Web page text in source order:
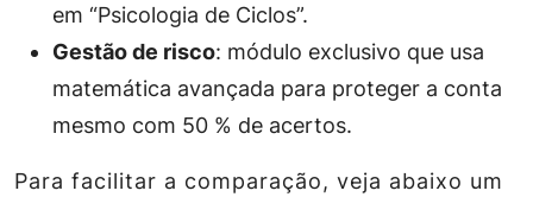
em “Psicologia de Ciclos”.
Gestão de risco: módulo exclusivo que usa
matemática avançada para proteger a conta
mesmo com 50 % de acertos.
Para facilitar a comparação, veja abaixo um